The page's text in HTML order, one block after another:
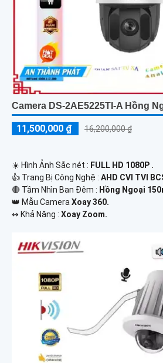
Camera DS-2AE5225TI-A Hồng
11,500,000 ₫ 16,200,000 ₫
☀️ Hình Ảnh Sắc nét : FULL HD 1080P .
👍 Trang Bị Công Nghệ : AHD CVI TVI
🔴 Tầm Nhìn Ban Đêm : Hồng Ngoại
👑 Mẫu Camera Xoay 360.
️↭ Khả Năng : Xoay Zoom.